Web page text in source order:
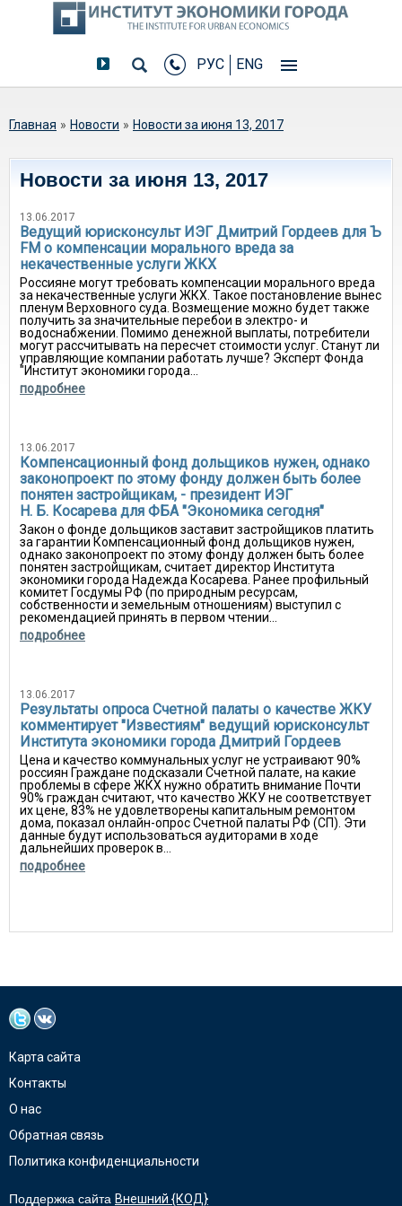
РУС ENG
Вы здесь
Главная » Новости » Новости за июня 13, 2017
Новости за июня 13, 2017
13.06.2017
Ведущий юрисконсульт ИЭГ Дмитрий Гордеев для Ъ
FM о компенсации морального вреда за
некачественные услуги ЖКХ
Россияне могут требовать компенсации морального вреда
за некачественные услуги ЖКХ. Такое постановление вынес
пленум Верховного суда. Возмещение можно будет также
получить за значительные перебои в электро- и
водоснабжении. Помимо денежной выплаты, потребители
могут рассчитывать на пересчет стоимости услуг. Станут ли
управляющие компании работать лучше? Эксперт Фонда
"Институт экономики города...
подробнее
13.06.2017
Компенсационный фонд дольщиков нужен, однако
законопроект по этому фонду должен быть более
понятен застройщикам, - президент ИЭГ
Н. Б. Косарева для ФБА "Экономика сегодня"
Закон о фонде дольщиков заставит застройщиков платить
за гарантии Компенсационный фонд дольщиков нужен,
однако законопроект по этому фонду должен быть более
понятен застройщикам, считает директор Института
экономики города Надежда Косарева. Ранее профильный
комитет Госдумы РФ (по природным ресурсам,
собственности и земельным отношениям) выступил с
рекомендацией принять в первом чтении...
подробнее
13.06.2017
Результаты опроса Счетной палаты о качестве ЖКУ
комментирует "Известиям" ведущий юрисконсульт
Института экономики города Дмитрий Гордеев
Цена и качество коммунальных услуг не устраивают 90%
россиян Граждане подсказали Счетной палате, на какие
проблемы в сфере ЖКХ нужно обратить внимание Почти
90% граждан считают, что качество ЖКУ не соответствует
их цене, 83% не удовлетворены капитальным ремонтом
дома, показал онлайн-опрос Счетной палаты РФ (СП). Эти
данные будут использоваться аудиторами в ходе
дальнейших проверок в...
подробнее
Карта сайта
Контакты
О нас
Обратная связь
Политика конфиденциальности
Поддержка сайта Внешний {КОД}